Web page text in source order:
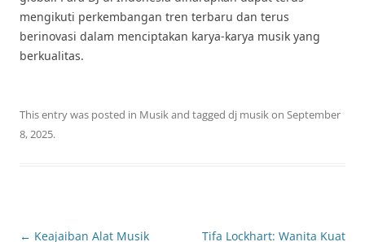
mengikuti perkembangan tren terbaru dan terus
berinovasi dalam menciptakan karya-karya musik yang
berkualitas.
This entry was posted in Musikand tagged dj musikon September
8, 2025.
Post
← Keajaiban Alat Musik
Tifa Lockhart: Wanita Kuat